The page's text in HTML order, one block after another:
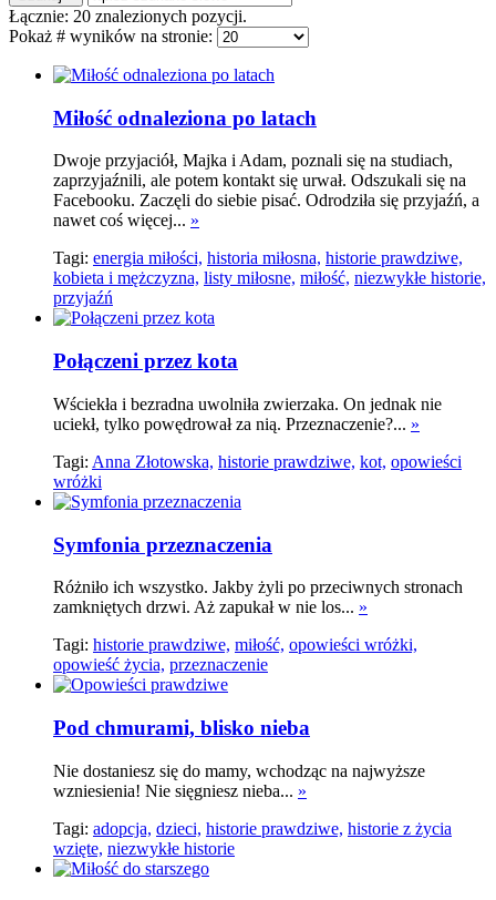
Łącznie: 20 znalezionych pozycji.
Pokaż # wyników na stronie:
Miłość odnaleziona po latach
Dwoje przyjaciół, Majka i Adam, poznali się na studiach,
zaprzyjaźnili, ale potem kontakt się urwał. Odszukali się na
Facebooku. Zaczęli do siebie pisać. Odrodziła się przyjaźń, a
nawet coś więcej... »
Tagi: energia miłości, historia miłosna, historie prawdziwe,
kobieta i mężczyzna, listy miłosne, miłość, niezwykłe historie,
przyjaźń
Połączeni przez kota
Wściekła i bezradna uwolniła zwierzaka. On jednak nie
uciekł, tylko powędrował za nią. Przeznaczenie?... »
Tagi: Anna Złotowska, historie prawdziwe, kot, opowieści
wróżki
Symfonia przeznaczenia
Różniło ich wszystko. Jakby żyli po przeciwnych stronach
zamkniętych drzwi. Aż zapukał w nie los... »
Tagi: historie prawdziwe, miłość, opowieści wróżki,
opowieść życia, przeznaczenie
Pod chmurami, blisko nieba
Nie dostaniesz się do mamy, wchodząc na najwyższe
wzniesienia! Nie sięgniesz nieba... »
Tagi: adopcja, dzieci, historie prawdziwe, historie z życia
wzięte, niezwykłe historie